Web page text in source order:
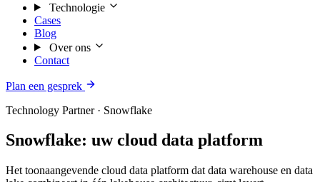
Technologie
Cases
Blog
Over ons
Contact
Plan een gesprek
Technology Partner · Snowflake
Snowflake: uw cloud data platform
Het toonaangevende cloud data platform dat data warehouse en data